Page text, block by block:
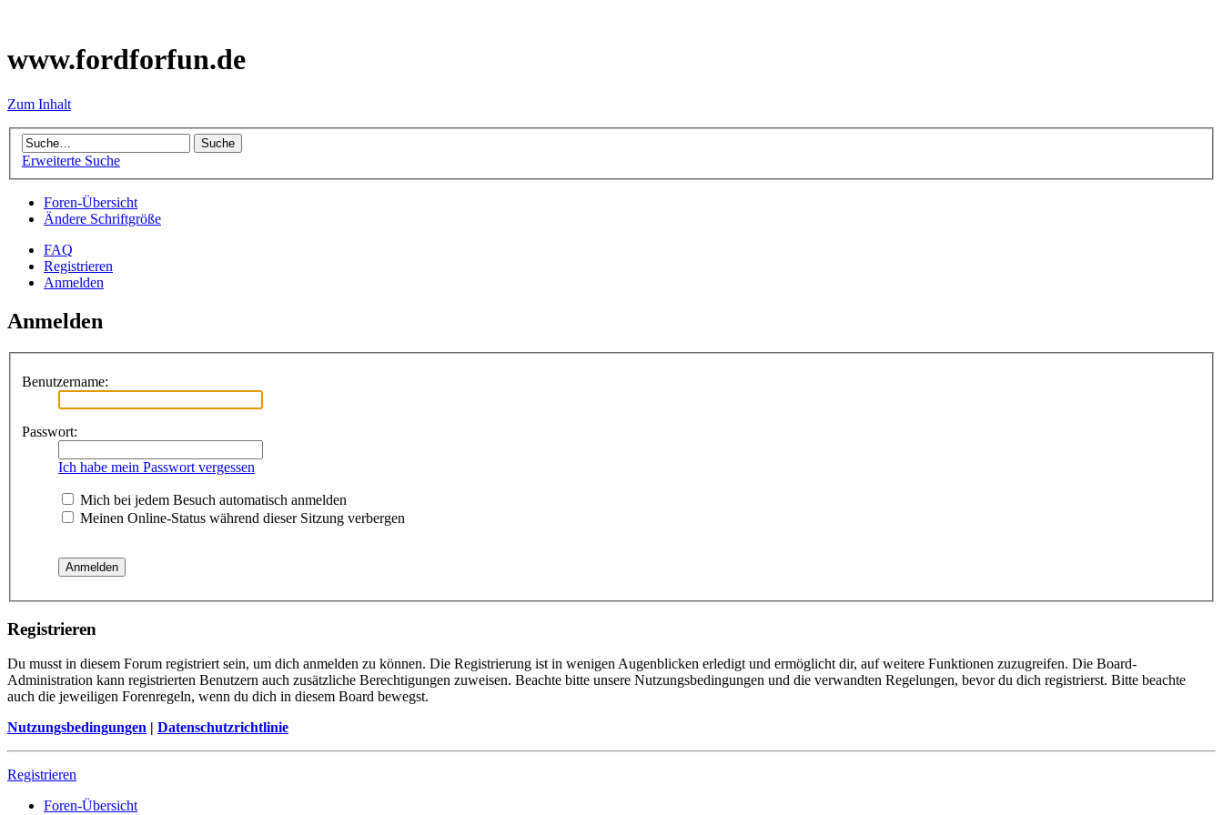
www.fordforfun.de
Zum Inhalt
Erweiterte Suche
Foren-Übersicht
Ändere Schriftgröße
FAQ
Registrieren
Anmelden
Anmelden
Benutzername:
Passwort:
Ich habe mein Passwort vergessen
Mich bei jedem Besuch automatisch anmelden
Meinen Online-Status während dieser Sitzung verbergen
Registrieren
Du musst in diesem Forum registriert sein, um dich anmelden zu können. Die Registrierung ist in wenigen Augenblicken erledigt und ermöglicht dir, auf weitere Funktionen zuzugreifen. Die Board-
Administration kann registrierten Benutzern auch zusätzliche Berechtigungen zuweisen. Beachte bitte unsere Nutzungsbedingungen und die verwandten Regelungen, bevor du dich registrierst. Bitte beachte
auch die jeweiligen Forenregeln, wenn du dich in diesem Board bewegst.
Nutzungsbedingungen | Datenschutzrichtlinie
Registrieren
Foren-Übersicht